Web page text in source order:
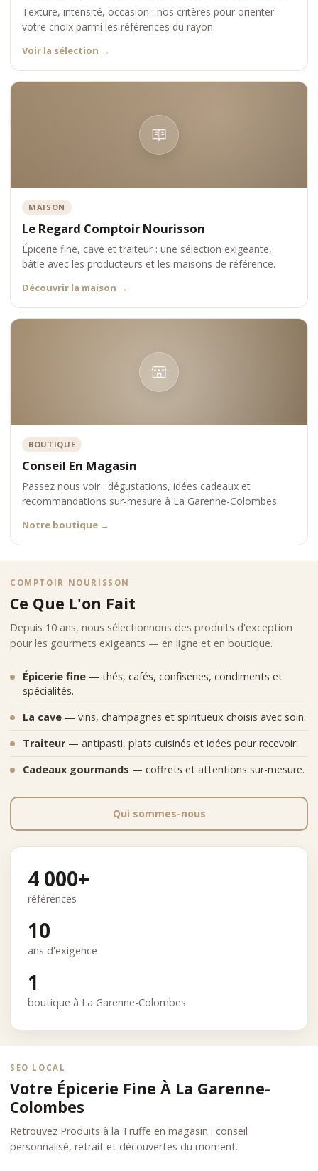
Texture, intensité, occasion : nos critères pour orienter
votre choix parmi les références du rayon.
Voir la sélection →
MAISON
Le Regard Comptoir Nourisson
Épicerie fine, cave et traiteur : une sélection exigeante,
bâtie avec les producteurs et les maisons de référence.
Découvrir la maison →
BOUTIQUE
Conseil En Magasin
Passez nous voir : dégustations, idées cadeaux et
recommandations sur-mesure à La Garenne-Colombes.
Notre boutique →
COMPTOIR NOURISSON
Ce Que L'on Fait
Depuis 10 ans, nous sélectionnons des produits d'exception
pour les gourmets exigeants — en ligne et en boutique.
Épicerie fine — thés, cafés, confiseries, condiments et
spécialités.
La cave — vins, champagnes et spiritueux choisis avec soin.
Traiteur — antipasti, plats cuisinés et idées pour recevoir.
Cadeaux gourmands — coffrets et attentions sur-mesure.
Qui sommes-nous
4 000+
références
10
ans d'exigence
1
boutique à La Garenne-Colombes
SEO LOCAL
Votre Épicerie Fine À La Garenne-
Colombes
Retrouvez Produits à la Truffe en magasin : conseil
personnalisé, retrait et découvertes du moment.